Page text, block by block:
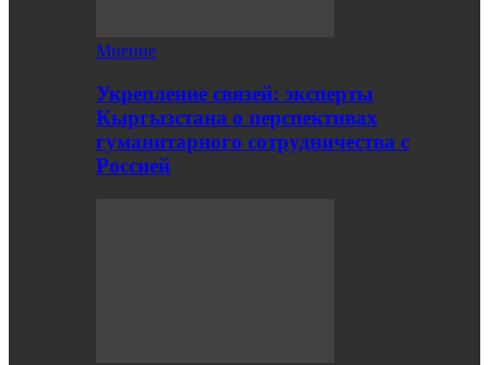
Мнение
Укрепление связей: эксперты
Кыргызстана о перспективах
гуманитарного сотрудничества с
Россией